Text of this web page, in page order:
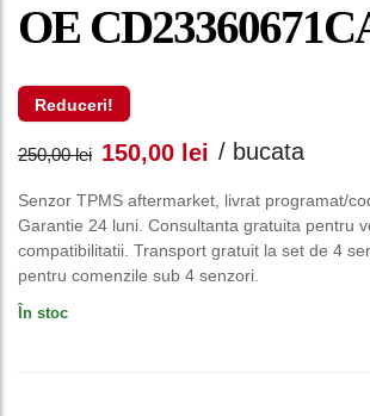
OE
Reduceri!
250,00lei Prețul
inițial
a
150,00 lei Prețul
curent
este:
/ bucata
Senzor TPMS aftermarket, livrat programat/
Garantie 24 luni. Consultanta gratuita pentru
compatibilitatii. Transport gratuit la set de 4
pentru comenzile sub 4 senzori.
În stoc